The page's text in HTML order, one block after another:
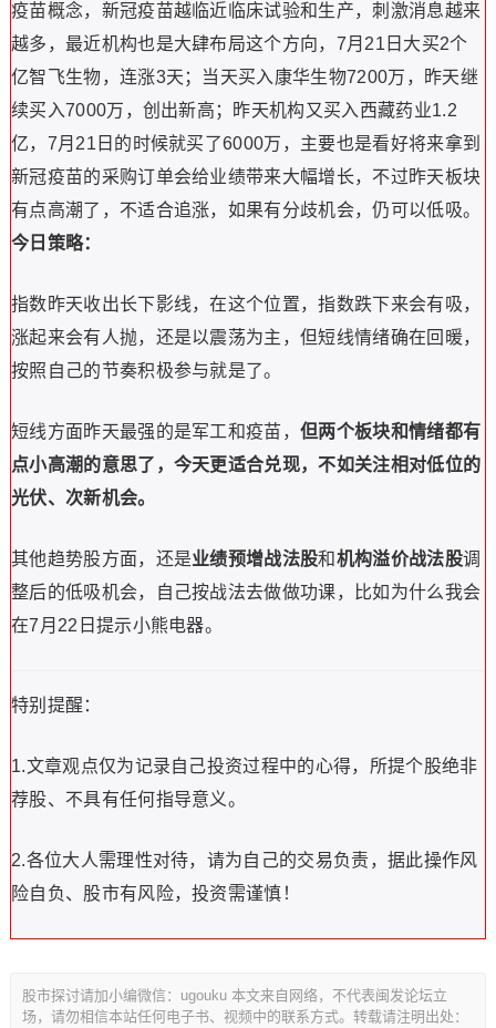
疫苗概念，新冠疫苗越临近临床试验和生产，刺激消息越来
越多，最近机构也是大肆布局这个方向，7月21日大买2个
亿智飞生物，连涨3天；当天买入康华生物7200万，昨天继
续买入7000万，创出新高；昨天机构又买入西藏药业1.2
亿，7月21日的时候就买了6000万，主要也是看好将来拿到
新冠疫苗的采购订单会给业绩带来大幅增长，不过昨天板块
有点高潮了，不适合追涨，如果有分歧机会，仍可以低吸。
今日策略：
指数昨天收出长下影线，在这个位置，指数跌下来会有吸，
涨起来会有人抛，还是以震荡为主，但短线情绪确在回暖，
按照自己的节奏积极参与就是了。
短线方面昨天最强的是军工和疫苗，但两个板块和情绪都有
点小高潮的意思了，今天更适合兑现，不如关注相对低位的
光伏、次新机会。
其他趋势股方面，还是业绩预增战法股和机构溢价战法股调
整后的低吸机会，自己按战法去做做功课，比如为什么我会
在7月22日提示小熊电器。
特别提醒：
1.文章观点仅为记录自己投资过程中的心得，所提个股绝非
荐股、不具有任何指导意义。
2.各位大人需理性对待，请为自己的交易负责，据此操作风
险自负、股市有风险，投资需谨慎！
股市探讨请加小编微信：ugouku 本文来自网络，不代表闽发论坛立
场，请勿相信本站任何电子书、视频中的联系方式。转载请注明出处：